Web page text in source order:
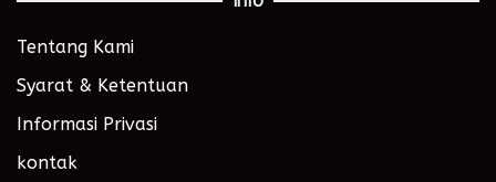
Tentang Kami
Syarat & Ketentuan
Informasi Privasi
kontak